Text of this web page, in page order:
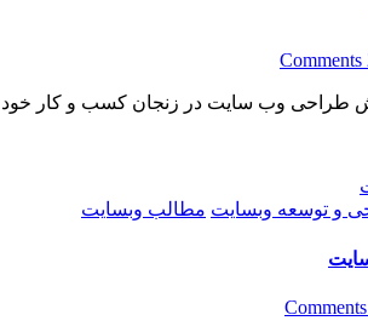
2
وب سایت در زنجان کسب و کار خود
و توسعه وبسایت مطالب وبسایت